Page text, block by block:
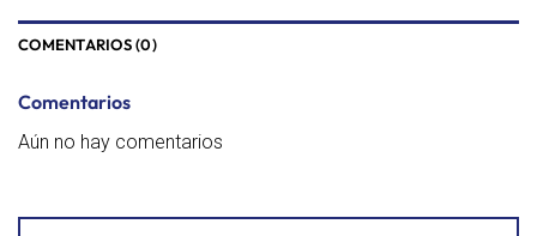
COMENTARIOS (0)
Comentarios
Aún no hay comentarios